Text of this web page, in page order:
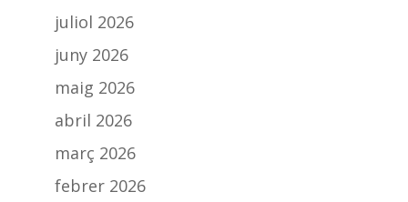
juliol 2026
juny 2026
maig 2026
abril 2026
març 2026
febrer 2026